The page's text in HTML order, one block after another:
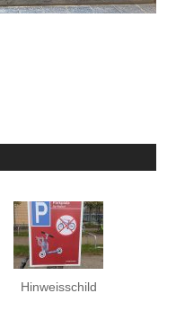
Hinweisschild